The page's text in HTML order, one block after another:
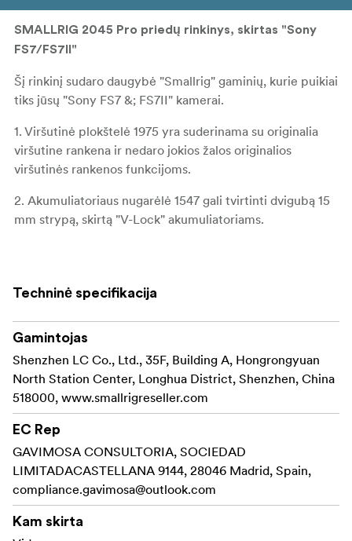
SMALLRIG 2045 Pro priedų rinkinys, skirtas "Sony
FS7/FS7II"
Šį rinkinį sudaro daugybė "Smallrig" gaminių, kurie puikiai
tiks jūsų "Sony FS7 &; FS7II" kamerai.
1. Viršutinė plokštelė 1975 yra suderinama su originalia
viršutine rankena ir nedaro jokios žalos originalios
viršutinės rankenos funkcijoms.
2. Akumuliatoriaus nugarėlė 1547 gali tvirtinti dvigubą 15
mm strypą, skirtą "V-Lock" akumuliatoriams.
akumuliatoriams su "V-Lock" prievadais, kad būtų
3.
4. Prie 15 mm strypo 1050, kuriuo tvirtinama
akumuliatoriaus nugarėlė 1547 maitinimui, galima
pritvirtinti atsvarą 1890 (parduodamas atskirai), kad būtų
išlaikytas rinkinio balansas.
5. Pečių pagalvėlė 1954 gali būti naudojama paleidžiant ir
šaudant, taip pat ją galima greitai perjungti iš paleidimo ir
šaudymo režimo į trikojo režimą.
6. Medinė rankena 1891 naudojama ergonomiškumu
Techninė specifikacija
Gamintojas
Shenzhen LC Co., Ltd., 35F, Building A, Hongrongyuan
North Station Center, Longhua District, Shenzhen, China
518000, www.smallrigreseller.com
EC Rep
GAVIMOSA CONSULTORIA, SOCIEDAD
LIMITADACASTELLANA 9144, 28046 Madrid, Spain,
compliance.gavimosa@outlook.com
Kam skirta